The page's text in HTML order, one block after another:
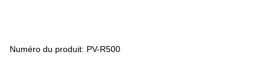
Numéro du produit: PV-R500